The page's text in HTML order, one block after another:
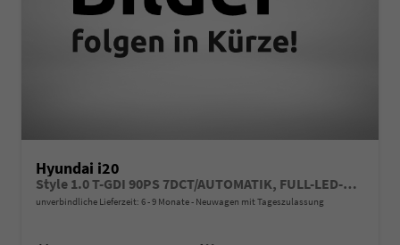
Hyundai i20
Style 1.0 T-GDI 90PS 7DCT/AUTOMATIK, FULL-LED-Scheinwerfer, NAVI 10,25", Sitzheizung, 17" ALU, SmartKey, Induktives Laden, Klimaautomatik, Privacy-Glas, Parksensoren hinten, Rückfahrkamera, Tempomat, Beheiztes Lederlenkrad, Reserverad, Alarm, Armlehne
unverbindliche Lieferzeit: 6 - 9 Monate Neuwagen mit Tageszulassung
Fahrzeugnr. Getriebe